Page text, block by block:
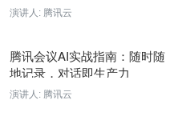
4 小时前
Meta与贝莱德合作1吉瓦数据
演讲人: 腾讯云
腾讯会议AI实战指南：随时随
地记录，对话即生产力
演讲人: 腾讯云